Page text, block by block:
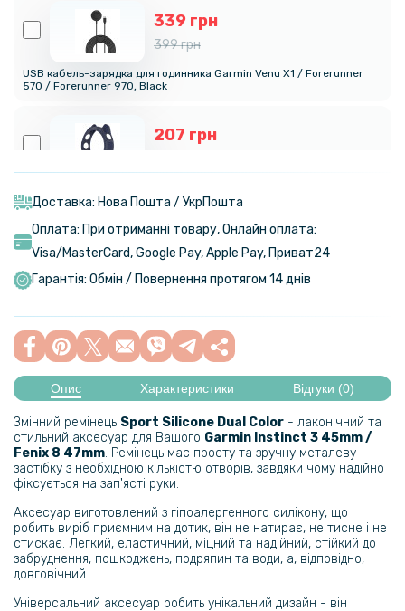
339 грн
399 грн
USB кабель-зарядка для годинника Garmin Venu X1 / Forerunner
570 / Forerunner 970, Black
207 грн
570 47mm
183 грн
229 грн
Forerunner 570 47mm
Доставка: Нова Пошта / УкрПошта
Оплата: При отриманні товару, Онлайн оплата:
Visa/MasterСard, Google Pay, Apple Pay, Приват24
Гарантія: Обмін / Повернення протягом 14 днів
Опис Характеристики Відгуки (0)
Змінний ремінець Sport Silicone Dual Color - лаконічний та
стильний аксесуар для Вашого Garmin Instinct 3 45mm /
Fenix 8 47mm​​. Ремінець має просту та зручну металеву
застібку з необхідною кількістю отворів, завдяки чому надійно
фіксується на зап'ясті руки.
Аксесуар виготовлений з гіпоалергенного силікону, що
робить виріб приємним на дотик, він не натирає, не тисне і не
стискає. Легкий, еластичний, міцний та надійний, стійкий до
забруднення, пошкоджень, подряпин та води, а, відповідно,
довговічний.
Універсальний аксесуар робить унікальний дизайн - він